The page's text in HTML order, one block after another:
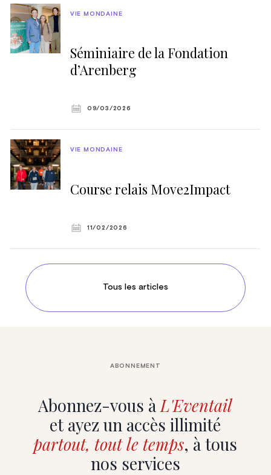
Séminiaire de la Fondation
d’Arenberg
VIE MONDAINE
09/03/2026
Course relais Move2Impact
VIE MONDAINE
11/02/2026
Tous les articles
Abonnez-vous àL'Eventail
et ayez un accès illimité
partout, tout le temps, à tous
nos services
ABONNEMENT